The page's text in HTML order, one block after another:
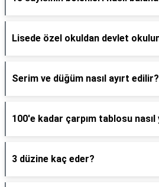
Lisede özel okuldan devlet
Serim ve düğüm nasıl ayırt edilir?
100'e kadar çarpım tablosu nasıl
3 düzine kaç eder?